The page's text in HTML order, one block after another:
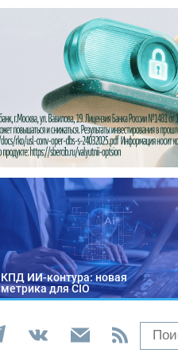
КПД ИИ-контура: новая
метрика для CIO